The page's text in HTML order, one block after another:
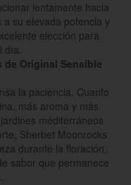
lentamente hacia
su elevada potencia y
elección para
día.
de Original Sensible
la paciencia. Cuanto
más aroma y más
mediterráneos
Sherbet Moonrocks
durante la floración,
sabor que permanece